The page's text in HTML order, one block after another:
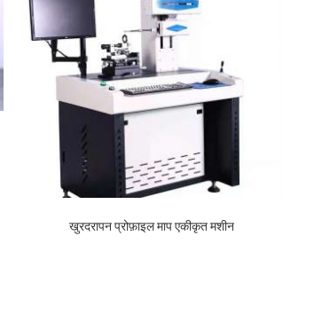
खुरदरापन प्रोफ़ाइल माप एकीकृत मशीन